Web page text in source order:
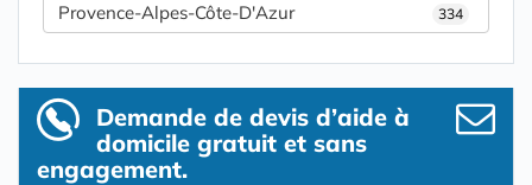
Provence-Alpes-Côte-D'Azur 334
Demande de devis d’aide à
domicile gratuit et sans
engagement.